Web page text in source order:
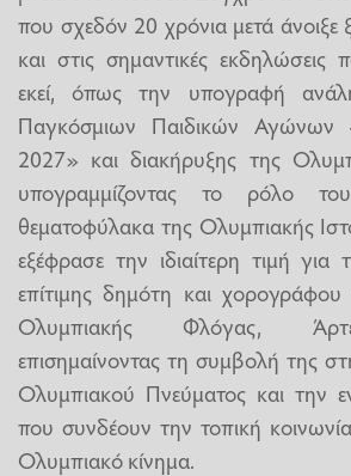
που σχεδόν 20 χρόνια μετά άνοιξε
και στις σημαντικές εκδηλώσεις
εκεί, όπως την υπογραφή
Παγκόσμιων Παιδικών Αγώνων
2027» και διακήρυξης της
υπογραμμίζοντας το ρόλο
θεματοφύλακα της Ολυμπιακής
εξέφρασε την ιδιαίτερη τιμή
επίτιμης δημότη και
Ολυμπιακής Φλόγας,
επισημαίνοντας τη συμβολή της
Ολυμπιακού Πνεύματος και την
που συνδέουν την τοπική
Ολυμπιακό κίνημα.